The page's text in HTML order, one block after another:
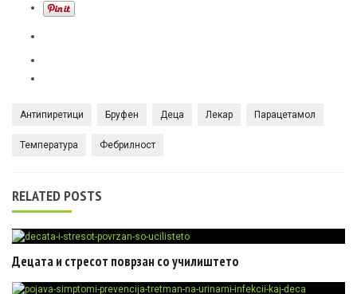
Антипиретици Бруфен Деца Лекар Парацетамол
Температура Фебрилност
RELATED POSTS
Децата и стресот поврзан со училиштето